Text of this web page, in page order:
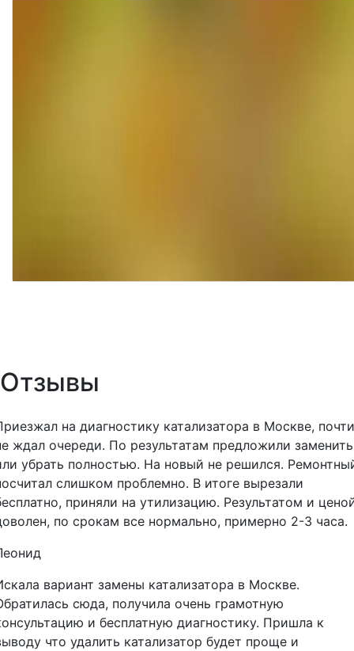
Отзывы
на диагностику катализатора в Москве, почти
ждал очереди. По результатам предложили заменить
убрать полностью. На новый не решился.
слишком проблемно. В итоге вырезали
приняли на утилизацию. Результатом и
по срокам все нормально, примерно 2-3 часа.
вариант замены катализатора в Москве.
сюда, получила очень грамотную
и бесплатную диагностику. Пришла к
что удалить катализатор будет проще и